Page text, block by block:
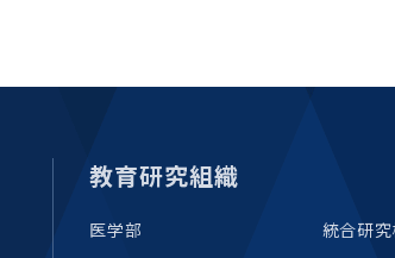
教育研究組織
医学部 統合研